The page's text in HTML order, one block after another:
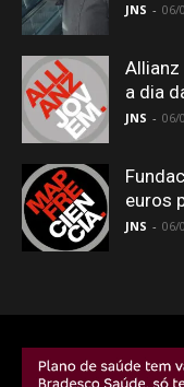
JNS - 06/
Allianz
a dia
JNS - 06/
euros
JNS - 06/